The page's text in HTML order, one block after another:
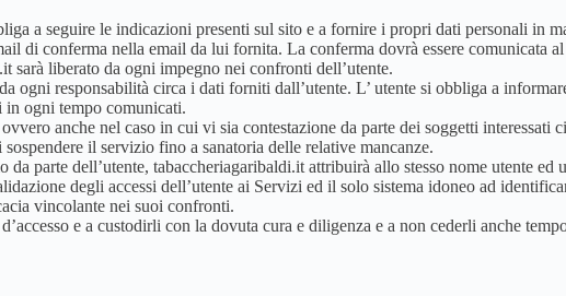
a seguire le indicazioni presenti sul sito e a fornire i propri dati personali in
di conferma nella email da lui fornita. La conferma dovrà essere comunicata
sarà liberato da ogni impegno nei confronti dell’utente.
ogni responsabilità circa i dati forniti dall’utente. L’ utente si obbliga a
in ogni tempo comunicati.
anche nel caso in cui vi sia contestazione da parte dei soggetti interessati
il servizio fino a sanatoria delle relative mancanze.
parte dell’utente, tabaccheriagaribaldi.it attribuirà allo stesso nome utente ed
degli accessi dell’utente ai Servizi ed il solo sistema idoneo ad
vincolante nei suoi confronti.
e a custodirli con la dovuta cura e diligenza e a non cederli anche